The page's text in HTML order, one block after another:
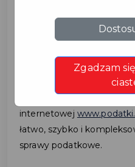
DOSTĘPNE
Przypominamy, że za
udostępnionego na
internetowej
łatwo, szybko i
sprawy podatkowe.
Zgadzam